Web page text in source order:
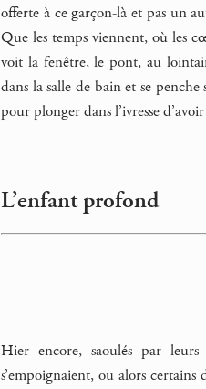
offerte à ce garçon-là et pas un
Que les temps viennent, où les
voit la fenêtre, le pont, au
dans la salle de bain et se
pour plonger dans l’ivresse
L’enfant profond
Hier encore, saoulés par
s’empoignaient, ou alors